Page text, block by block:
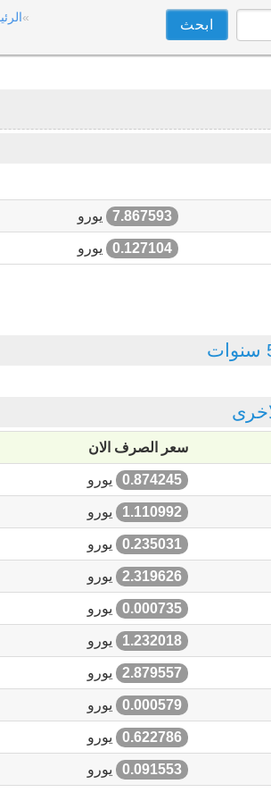
7.867593 يورو
0.127104 يورو
سعر الصرف الان
0.874245 يورو
1.110992 يورو
0.235031 يورو
2.319626 يورو
0.000735 يورو
1.232018 يورو
2.879557 يورو
0.000579 يورو
0.622786 يورو
0.091553 يورو